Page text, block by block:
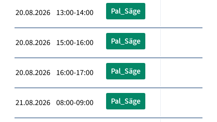
20.08.2026 13:00-14:00 Pal_Säge
20.08.2026 15:00-16:00 Pal_Säge
20.08.2026 16:00-17:00 Pal_Säge
21.08.2026 08:00-09:00 Pal_Säge